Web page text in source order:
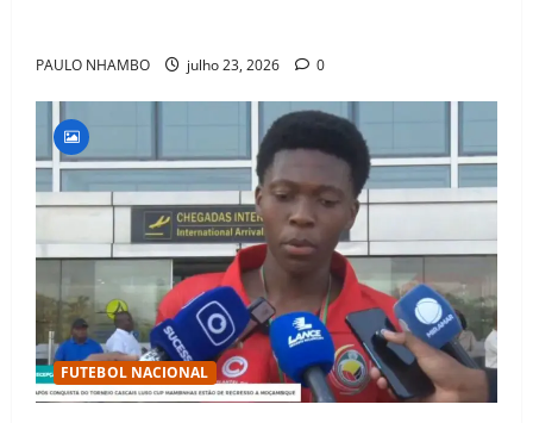
PAULO NHAMBO julho 23, 2026 0
FUTEBOL NACIONAL